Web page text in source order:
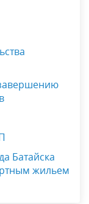
Батайска
жильем